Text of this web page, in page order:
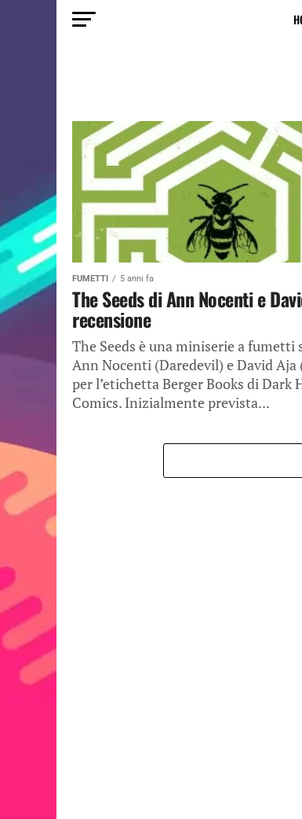
FUMETTI 5 anni fa
The Seeds di Ann Nocenti e
recensione
The Seeds è una miniserie a fumetti
Ann Nocenti (Daredevil) e David Aja
per l’etichetta Berger Books di Dark
Comics. Inizialmente prevista...